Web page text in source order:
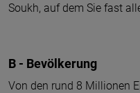
Soukh, auf dem Sie fast
B - Bevölkerung
Von den rund 8 Millionen